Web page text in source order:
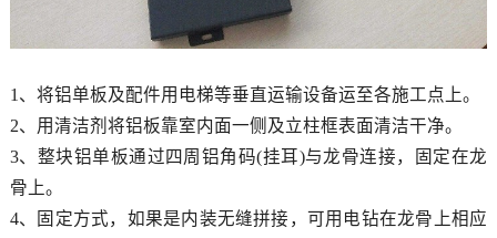
1 、将铝单板及配件用电梯等垂直运输设备运至各施工点上。
2、用清洁剂将铝板靠室内面一侧及立柱框表面清洁干净。
3、整块铝单板通过四周铝角码(挂耳)与龙骨连接，固定在龙
骨上。
4、固定方式，如果是内装无缝拼接，可用电钻在龙骨上相应